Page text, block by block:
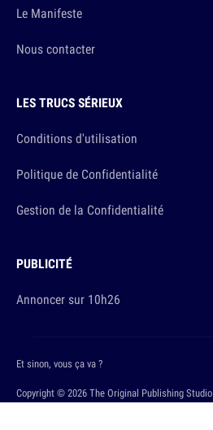
Le Manifeste
Nous contacter
LES TRUCS SÉRIEUX
Conditions d'utilisation
Politique de Confidentialité
Gestion de la Confidentialité
PUBLICITÉ
Annoncer sur 10h26
Copyright © 2026 The Original Publishing Studio
Et sinon, vous ça va ?